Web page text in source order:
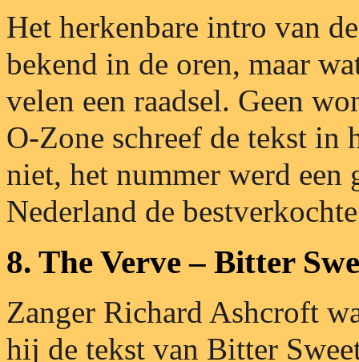
Het herkenbare intro van
bekend in de oren, maar
velen een raadsel. Geen
O-Zone schreef de tekst in
niet, het nummer werd een
Nederland de
8. The Verve – Bitter
Zanger Richard Ashcroft
hij de tekst van Bitter